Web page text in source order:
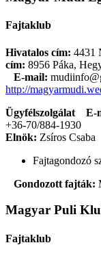
Fajtaklub
Hivatalos cím: 4431
cím: 8956 Páka,
E-mail:
http://
Ügyfélszolgálat
E-
+36-70/884-1930
Elnök: Zsíros Csaba
Fajtagondozó
Gondozott fajták:
Magyar Puli
Fajtaklub